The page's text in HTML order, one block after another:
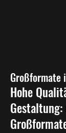
Großformate
Hohe